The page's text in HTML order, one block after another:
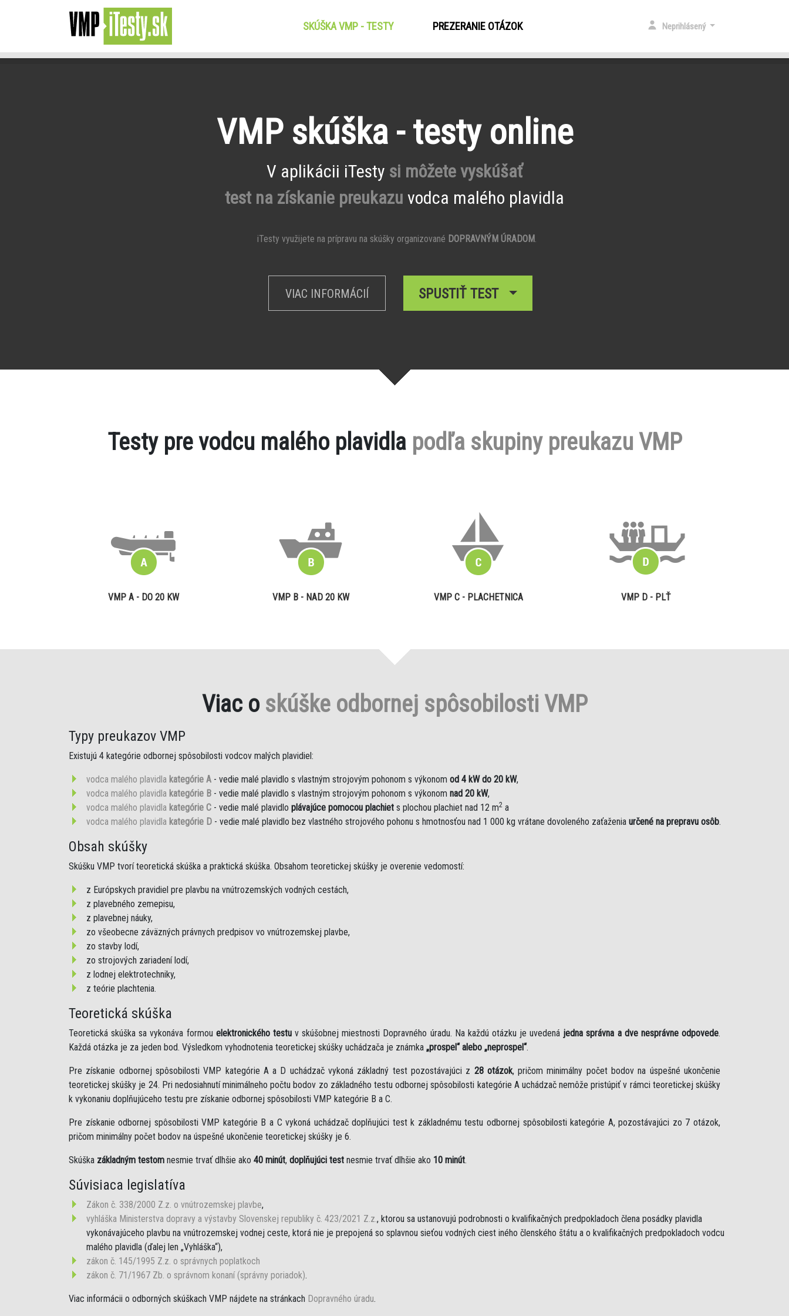
SKÚŠKA VMP - TESTY(CURRENT)PREZERANIE OTÁZOK Neprihlásený
VMP skúška - testy online
V aplikácii iTesty si môžete vyskúšať
test na získanie preukazu vodca malého plavidla
iTesty využijete na prípravu na skúšky organizované DOPRAVNÝM ÚRADOM.
VIAC INFORMÁCIÍ SPUSTIŤ TEST
Testy pre vodcu malého plavidla podľa skupiny preukazu VMP
VMP A - DO 20 KW VMP B - NAD 20 KW VMP C - PLACHETNICA VMP D - PLŤ
Viac o skúške odbornej spôsobilosti VMP
Typy preukazov VMP
Existujú 4 kategórie odbornej spôsobilosti vodcov malých plavidiel:
vodca malého plavidla kategórie A - vedie malé plavidlo s vlastným strojovým pohonom s výkonom od 4 kW do 20 kW,
vodca malého plavidla kategórie B - vedie malé plavidlo s vlastným strojovým pohonom s výkonom nad 20 kW,
vodca malého plavidla kategórie C - vedie malé plavidlo plávajúce pomocou plachiet s plochou plachiet nad 12 m2 a
vodca malého plavidla kategórie D - vedie malé plavidlo bez vlastného strojového pohonu s hmotnosťou nad 1 000 kg vrátane dovoleného zaťaženia určené na prepravu osôb.
Obsah skúšky
Skúšku VMP tvorí teoretická skúška a praktická skúška. Obsahom teoretickej skúšky je overenie vedomostí:
z Európskych pravidiel pre plavbu na vnútrozemských vodných cestách,
z plavebného zemepisu,
z plavebnej náuky,
zo všeobecne záväzných právnych predpisov vo vnútrozemskej plavbe,
zo stavby lodí,
zo strojových zariadení lodí,
z lodnej elektrotechniky,
z teórie plachtenia.
Teoretická skúška
Teoretická skúška sa vykonáva formou elektronického testuv skúšobnej miestnosti Dopravného úradu. Na každú otázku je uvedená jedna správna a dve nesprávne odpovede.
Každá otázka je za jeden bod. Výsledkom vyhodnotenia teoretickej skúšky uchádzača je známka „prospel“ alebo „neprospel“.
Pre získanie odbornej spôsobilosti VMP kategórie A a D uchádzač vykoná základný test pozostávajúci z 28 otázok, pričom minimálny počet bodov na úspešné ukončenie
teoretickej skúšky je 24. Pri nedosiahnutí minimálneho počtu bodov zo základného testu odbornej spôsobilosti kategórie A uchádzač nemôže pristúpiť v rámci teoretickej skúšky
k vykonaniu doplňujúceho testu pre získanie odbornej spôsobilosti VMP kategórie B a C.
Pre získanie odbornej spôsobilosti VMP kategórie B a C vykoná uchádzač doplňujúci test k základnému testu odbornej spôsobilosti kategórie A, pozostávajúci zo 7 otázok,
pričom minimálny počet bodov na úspešné ukončenie teoretickej skúšky je 6.
Skúška základným testom nesmie trvať dlhšie ako 40 minút, doplňujúci test nesmie trvať dlhšie ako 10 minút.
Súvisiaca legislatíva
Zákon č. 338/2000 Z.z. o vnútrozemskej plavbe,
vyhláška Ministerstva dopravy a výstavby Slovenskej republiky č. 423/2021 Z.z., ktorou sa ustanovujú podrobnosti o kvalifikačných predpokladoch člena posádky plavidla
vykonávajúceho plavbu na vnútrozemskej vodnej ceste, ktorá nie je prepojená so splavnou sieťou vodných ciest iného členského štátu a o kvalifikačných predpokladoch vodcu
malého plavidla (ďalej len „Vyhláška“),
zákon č. 145/1995 Z.z. o správnych poplatkoch
zákon č. 71/1967 Zb. o správnom konaní (správny poriadok).
Viac informácii o odborných skúškach VMP nájdete na stránkach Dopravného úradu.